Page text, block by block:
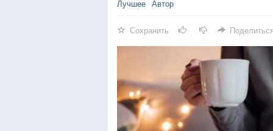
Лучшее Автор
Сохранить